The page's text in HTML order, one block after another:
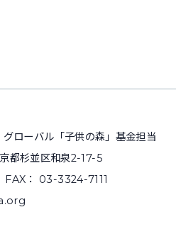
ローバル「子供の森」基金担当
都杉並区和泉2-17-5
： 03-3324-7111